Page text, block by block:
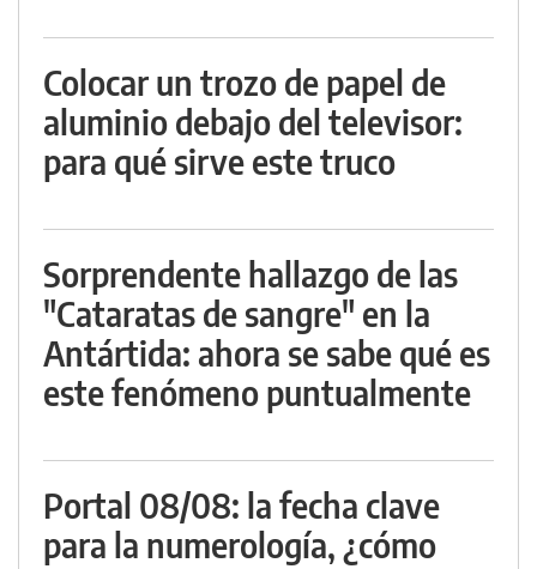
Colocar un trozo de papel de
aluminio debajo del televisor:
para qué sirve este truco
Sorprendente hallazgo de las
"Cataratas de sangre" en la
Antártida: ahora se sabe qué es
este fenómeno puntualmente
Portal 08/08: la fecha clave
para la numerología, ¿cómo